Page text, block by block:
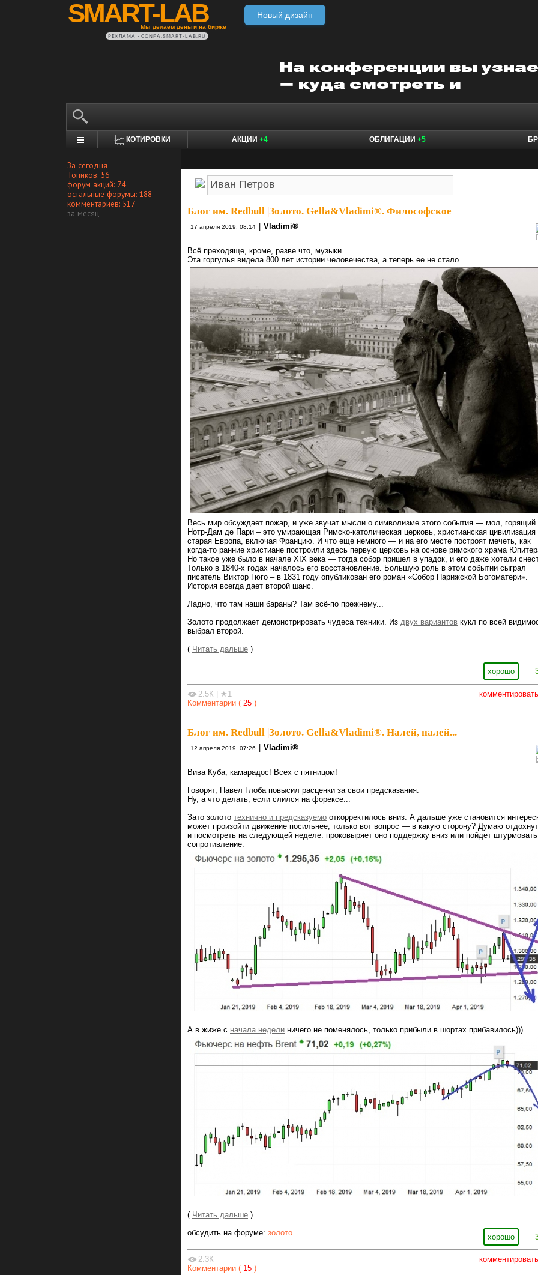
SMART-LAB
Мы делаем деньги на бирже
Новый дизайн
РЕКЛАМА • CONFA.SMART-LAB.RU
КОТИРОВКИ АКЦИИ +4 ОБЛИГАЦИИ +5
За сегодня
Топиков: 56
форум акций: 74
остальные форумы: 188
комментариев: 517
за месяц
Блог им. Redbull Золото. Gella&Vladimi®. Философское
17 апреля 2019, 08:14 Vlаdimi®
Всё преходяще, кроме, разве что, музыки.
Эта горгулья видела 800 лет истории человечества, а теперь ее не стало.
Весь мир обсуждает пожар, и уже звучат мысли о символизме этого события — мол, горящий
Нотр-Дам де Пари – это умирающая Римско-католическая церковь, христианская цивилизация
старая Европа, включая Францию. И что еще немного — и на его месте построят мечеть, как
когда-то ранние христиане построили здесь первую церковь на основе римского храма
Но такое уже было в начале XIX века — тогда собор пришел в упадок, и его даже хотели
Только в 1840-х годах началось его восстановление. Большую роль в этом событии сыграл
писатель Виктор Гюго – в 1831 году опубликован его роман «Собор Парижской Богоматери».
История всегда дает второй шанс.
Ладно, что там наши бараны? Там всё-по прежнему...
Золото продолжает демонстрировать чудеса техники. Из двух вариантов кукл по всей
выбрал второй.
( Читать дальше )
хорошо
комментировать
2.5К | ★1
Комментарии ( 25 )
Блог им. Redbull |Золото. Gella&Vladimi®. Налей, налей...
12 апреля 2019, 07:26 | Vlаdimi®
Вива Куба, камарадос! Всех с пятницом!
Говорят, Павел Глоба повысил расценки за свои предсказания.
Ну, а что делать, если слился на форексе...
Зато золото технично и предсказуемо откорректилось вниз. А дальше уже становится
может произойти движение посильнее, только вот вопрос — в какую сторону? Думаю
и посмотреть на следующей неделе: проковыряет оно поддержку вниз или пойдет штурмовать
сопротивление.
А в жиже с начала недели ничего не поменялось, только прибыли в шортах прибавилось)))
( Читать дальше )
хорошо
обсудить на форуме: золото
комментировать
2.3К
Комментарии ( 15 )